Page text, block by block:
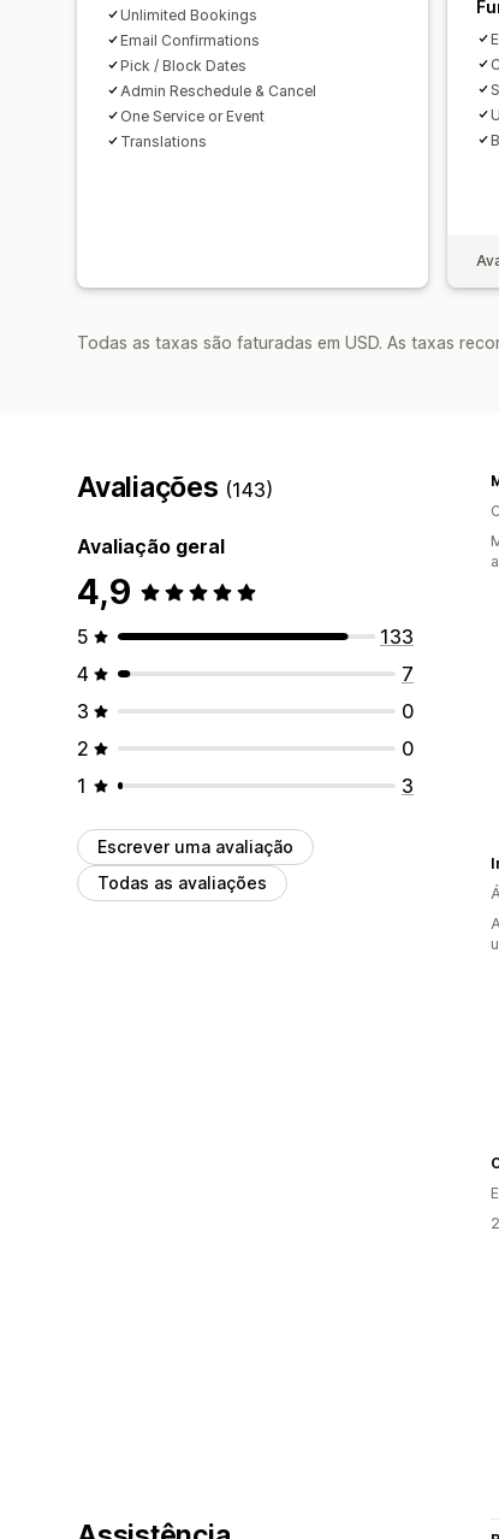
Unlimited Bookings
Email Confirmations
Pick / Block Dates
Admin Reschedule & Cancel
One Service or Event
Translations
Todas as taxas são faturadas em USD. As taxas
Avaliações (143)
Avaliação geral
4,9
5
133
4
7
3
0
2
0
1
3
Escrever uma avaliação
Todas as avaliações